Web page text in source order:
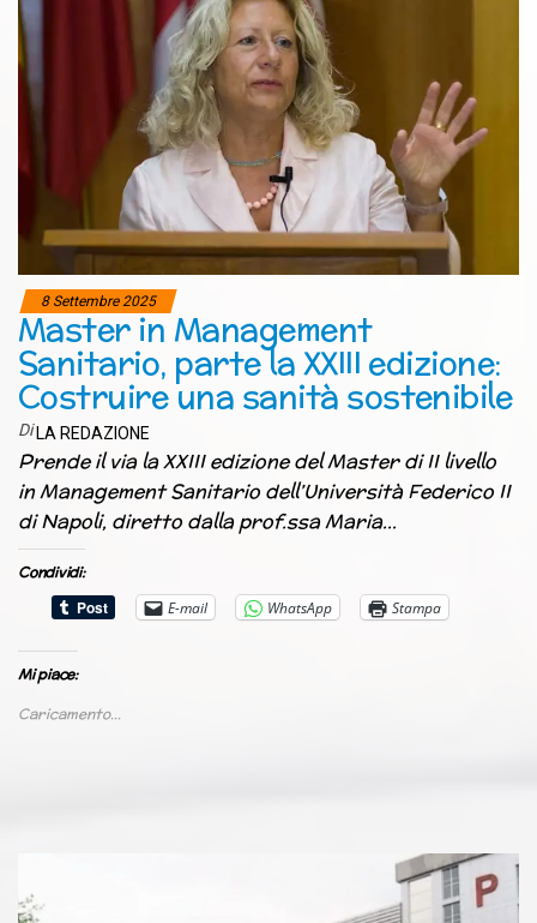
8 Settembre 2025
Master in Management
Sanitario, parte la XXIII edizione:
Costruire una sanità sostenibile
Di LA REDAZIONE
Prende il via la XXIII edizione del Master di II livello
in Management Sanitario dell’Università Federico II
di Napoli, diretto dalla prof.ssa Maria…
Condividi:
E-mail
WhatsApp Stampa
Mi piace:
Caricamento...